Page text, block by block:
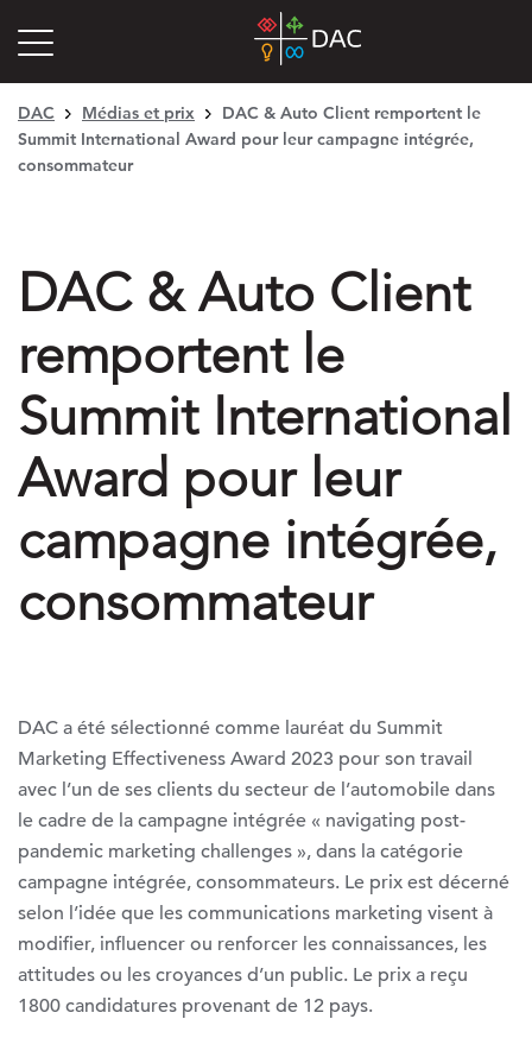
DAC Médias et prix
DAC & Auto Client remportent le
Summit International Award pour leur campagne intégrée,
consommateur
DAC & Auto Client
remportent le
Summit International
Award pour leur
campagne intégrée,
consommateur
DAC a été sélectionné comme lauréat du Summit
Marketing Effectiveness Award 2023 pour son travail
avec l’un de ses clients du secteur de l’automobile dans
le cadre de la campagne intégrée « navigating post-
pandemic marketing challenges », dans la catégorie
campagne intégrée, consommateurs. Le prix est décerné
selon l’idée que les communications marketing visent à
modifier, influencer ou renforcer les connaissances, les
attitudes ou les croyances d’un public. Le prix a reçu
1800 candidatures provenant de 12 pays.